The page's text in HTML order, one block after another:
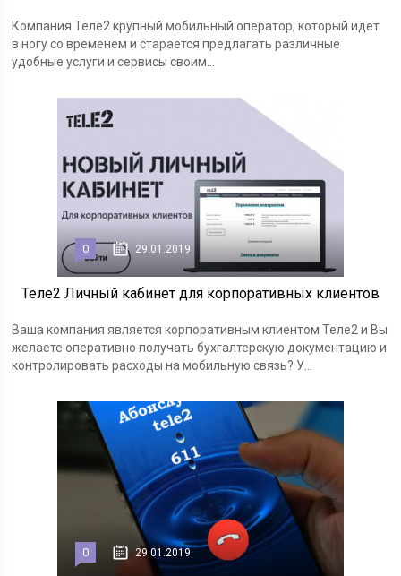
Компания Теле2 крупный мобильный оператор, который идет
в ногу со временем и старается предлагать различные
удобные услуги и сервисы своим...
0 29.01.2019
Теле2 Личный кабинет для корпоративных клиентов
Ваша компания является корпоративным клиентом Теле2 и Вы
желаете оперативно получать бухгалтерскую документацию и
контролировать расходы на мобильную связь? У...
0 29.01.2019